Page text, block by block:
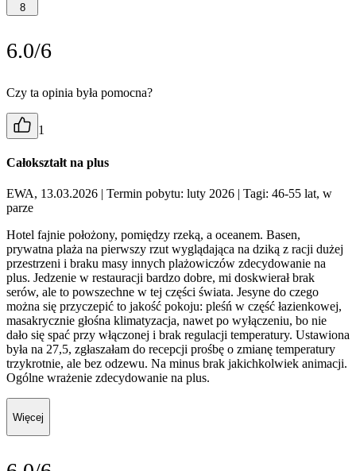
8
6.0/6
Czy ta opinia była pomocna?
1
Całokształt na plus
EWA, 13.03.2026 | Termin pobytu: luty 2026 | Tagi: 46-55 lat, w
parze
Hotel fajnie położony, pomiędzy rzeką, a oceanem. Basen,
prywatna plaża na pierwszy rzut wyglądająca na dziką z racji dużej
przestrzeni i braku masy innych plażowiczów zdecydowanie na
plus. Jedzenie w restauracji bardzo dobre, mi doskwierał brak
serów, ale to powszechne w tej części świata. Jesyne do czego
można się przyczepić to jakość pokoju: pleśń w część łazienkowej,
masakrycznie głośna klimatyzacja, nawet po wyłączeniu, bo nie
dało się spać przy włączonej i brak regulacji temperatury. Ustawiona
była na 27,5, zgłaszałam do recepcji prośbę o zmianę temperatury
trzykrotnie, ale bez odzewu. Na minus brak jakichkolwiek animacji.
Ogólne wrażenie zdecydowanie na plus.
Więcej